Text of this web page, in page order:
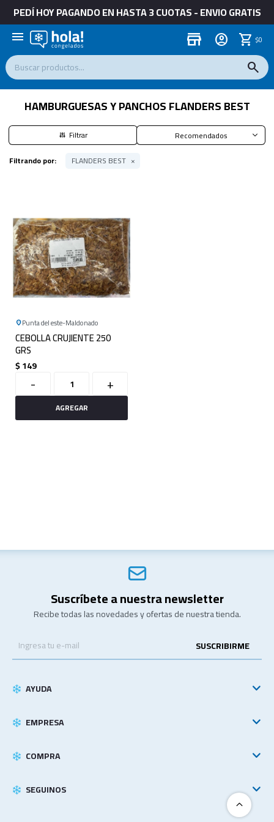
PEDÍ HOY PAGANDO EN HASTA 3 CUOTAS - ENVIO GRATIS
menu store $0
HAMBURGUESAS Y PANCHOS FLANDERS BEST
Recomendados
Filtrando por:
FLANDERS BEST
Punta del este Maldonado
CEBOLLA CRUJIENTE 250
GRS
$149
- +
Suscríbete a nuestra newsletter
Recibe todas las novedades y ofertas de nuestra tienda.
SUSCRIBIRME
AYUDA
EMPRESA
COMPRA
SEGUINOS